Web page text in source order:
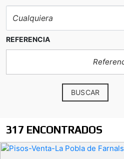
REFERENCIA
BUSCAR
317 ENCONTRADOS